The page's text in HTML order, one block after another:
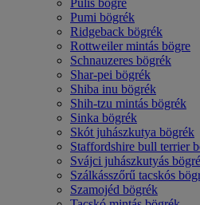
Pulis bögre
Pumi bögrék
Ridgeback bögrék
Rottweiler mintás bögre
Schnauzeres bögrék
Shar-pei bögrék
Shiba inu bögrék
Shih-tzu mintás bögrék
Sinka bögrék
Skót juhászkutya bögrék
Staffordshire bull terrier
Svájci juhászkutyás
Szálkásszőrű tacskós
Szamojéd bögrék